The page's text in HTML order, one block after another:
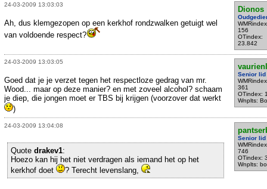
24-03-2009 13:03:03
Dionos
156
OTindex:
23.842
Ah, dus klemgezopen op een kerkhof rondzwalken getuigt wel
van voldoende respect?
24-03-2009 13:03:05
Senior lid
361
OTindex:
Wnplts:
Goed dat je je verzet tegen het respectloze gedrag van mr.
Wood... maar op deze manier? en met zoveel alcohol? schaam
je diep, die jongen moet er TBS bij krijgen (voorzover dat werkt
)
24-03-2009 13:04:08
Senior lid
746
OTindex:
Wnplts:
Quote drakev1:
Hoezo kan hij het niet verdragen als iemand het op het
kerkhof doet
? Terecht levenslang,